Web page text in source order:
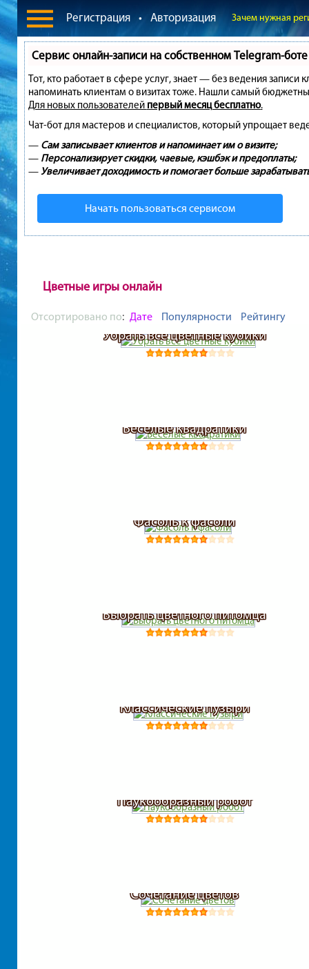
Регистрация • Авторизация Зачем нужная
Сервис онлайн-записи на собственном Telegram-боте
Тот, кто работает в сфере услуг, знает — без ведения
напоминать клиентам о визитах тоже. Нашли самый
Для новых пользователей первый месяц бесплатно.
Чат-бот для мастеров и специалистов, который упрощает
— Сам записывает клиентов и напоминает им о визите;
— Персонализирует скидки, чаевые, кэшбэк и предоплаты;
—Увеличивает доходимость и помогает больше
Начать пользоваться сервисом
Цветные игры онлайн
Отсортировано по: Дате Популярности Рейтингу
Убрать все цветные кубики
Веселые квадратики
Фасоль к фасоли
Выбрать цветного питомца
Классические пузыри
Паукообразный робот
Сочетание цветов